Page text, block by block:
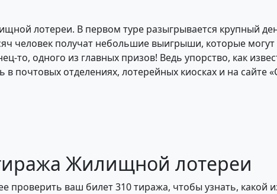
лотереи. В первом туре разыгрывается крупный
человек получат небольшие выигрыши, которые
то, одного из главных призов! Ведь упорство, как
почтовых отделениях, лотерейных киосках и на сайте
Жилищной лотереи
проверить ваш билет 310 тиража, чтобы узнать, какой